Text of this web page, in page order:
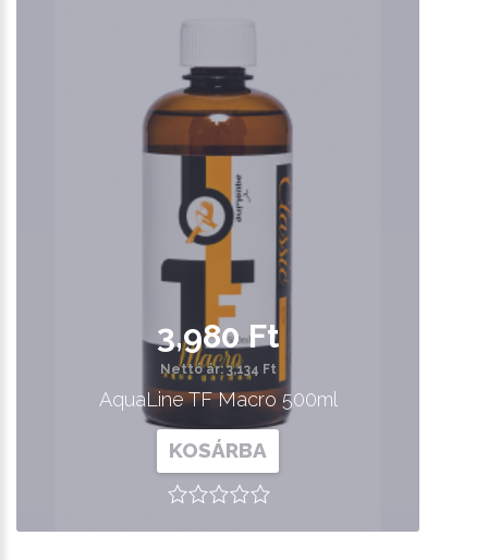
3,980 Ft
Nettó ár: 3,134 Ft
AquaLine TF Macro 500ml
KOSÁRBA